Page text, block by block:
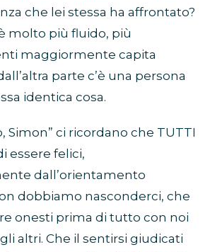
che lei stessa ha affrontato?
molto più fluido, più
maggiormente capita
parte c’è una persona
identica cosa.
Simon” ci ricordano che TUTTI
essere felici,
dall’orientamento
dobbiamo nasconderci, che
onesti prima di tutto con noi
altri. Che il sentirsi giudicati